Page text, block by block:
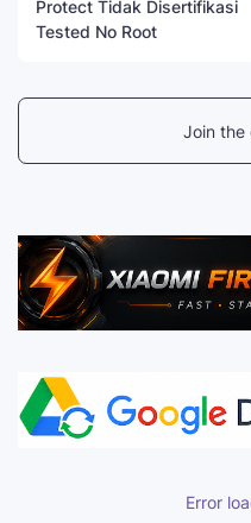
Protect Tidak Disertifikasi
Tested No Root
Join the
Error